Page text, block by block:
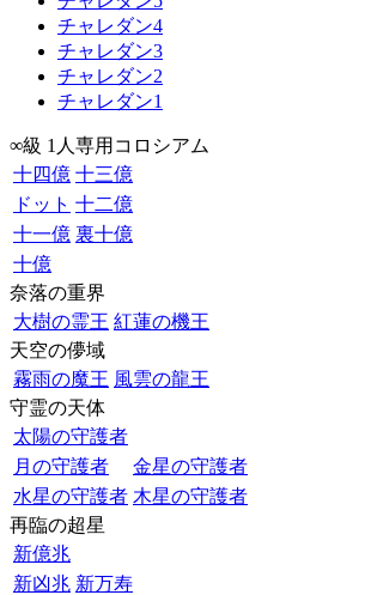
チャレダン4
チャレダン3
チャレダン2
チャレダン1
∞級 1人専用コロシアム
十四億 十三億
ドット 十二億
十一億 裏十億
十億
奈落の重界
大樹の霊王 紅蓮の機王
天空の儚域
霧雨の魔王 風雲の龍王
守霊の天体
太陽の守護者
月の守護者
金星の守護者
水星の守護者 木星の守護者
再臨の超星
新億兆
新凶兆 新万寿